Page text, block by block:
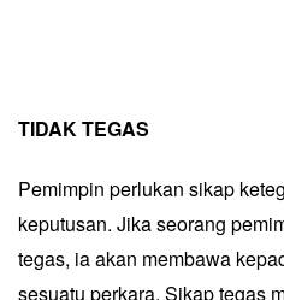
TIDAK TEGAS
Pemimpin perlukan sikap
keputusan. Jika seorang
tegas, ia akan membawa
sesuatu perkara. Sikap tegas